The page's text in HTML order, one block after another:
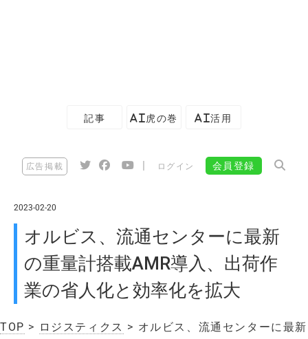
記事 AI虎の巻 AI活用
広告掲載 ログイン 会員登録
2023-02-20
オルビス、流通センターに最新
の重量計搭載AMR導入、出荷作
業の省人化と効率化を拡大
TOP > ロジスティクス > オルビス、流通センターに最新